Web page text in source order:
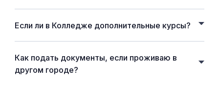
Если ли в Колледже дополнительные курсы?
Как подать документы, если проживаю в
другом городе?